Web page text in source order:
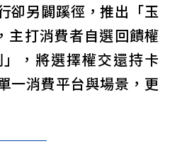
卻另闢蹊徑，推出「玉
主打消費者自選回饋權
，將選擇權交還持卡
一消費平台與場景，更